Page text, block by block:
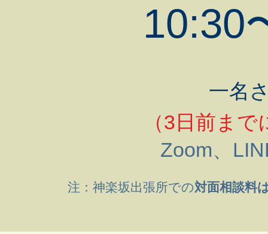
10:30
一名
（3日前ま
Zoom、​
注：神楽坂出張所での対面相談料